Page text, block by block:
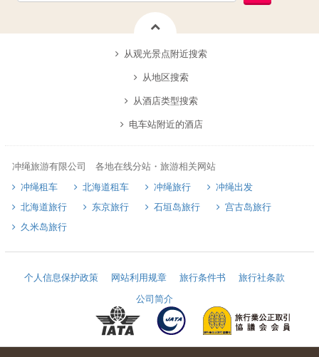
从观光景点附近搜索
从地区搜索
从酒店类型搜索
电车站附近的酒店
冲绳旅游有限公司 各地在线分站・旅游相关网站
冲绳租车
北海道租车 冲绳旅行
冲绳出发
北海道旅行
东京旅行 石垣岛旅行
宫古岛旅行
久米岛旅行
个人信息保护政策 网站利用规章 旅行条件书
旅行社条款
公司简介